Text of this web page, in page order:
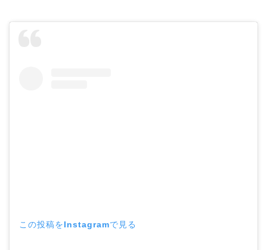
この投稿をInstagramで見る